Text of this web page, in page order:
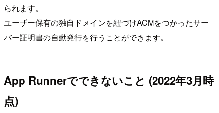
られます。
ユーザー保有の独自ドメインを紐づけACMをつかったサー
バー証明書の自動発行を行うことができます。
App Runnerでできないこと (2022年3月時
点)